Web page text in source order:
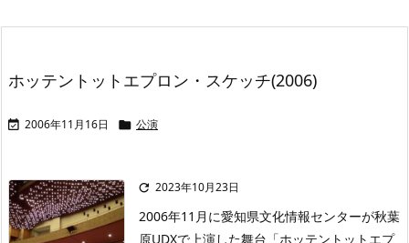
ホッテントットエプロン・スケッチ(2006)
 2006年11月16日  公演
 2023年10月23日
2006年11月に愛知県文化情報センターが秋葉
原UDXで上演した舞台「ホッテントットエプ